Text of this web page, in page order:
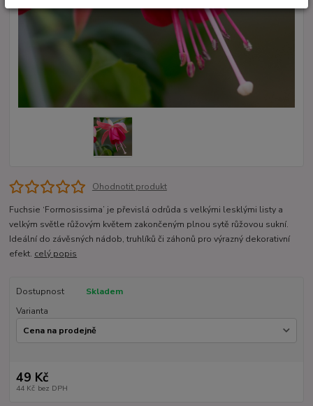
Ohodnotit produkt
Fuchsie ‘Formosissima’ je převislá odrůda s velkými lesklými listy a
velkým světle růžovým květem zakončeným plnou sytě růžovou sukní.
Ideální do závěsných nádob, truhlíků či záhonů pro výrazný dekorativní
efekt. celý popis
Dostupnost
Skladem
Varianta
49 Kč
44 Kč bez DPH